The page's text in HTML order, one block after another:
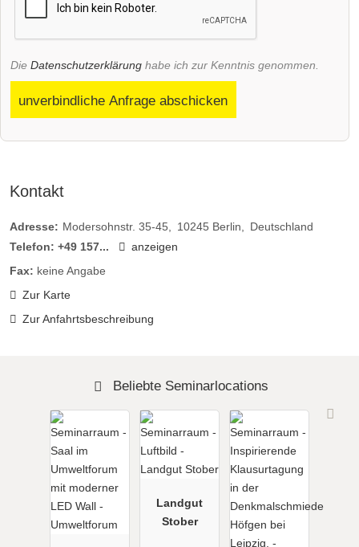
Die Datenschutzerklärung habe ich zur Kenntnis genommen.
unverbindliche Anfrage abschicken
Kontakt
Adresse: Modersohnstr. 35-45 10245 Berlin
Deutschland
Telefon: +49 157...
anzeigen
Fax: keine Angabe
Zur Karte
Zur Anfahrtsbeschreibung
Beliebte Seminarlocations
Landgut
Stober